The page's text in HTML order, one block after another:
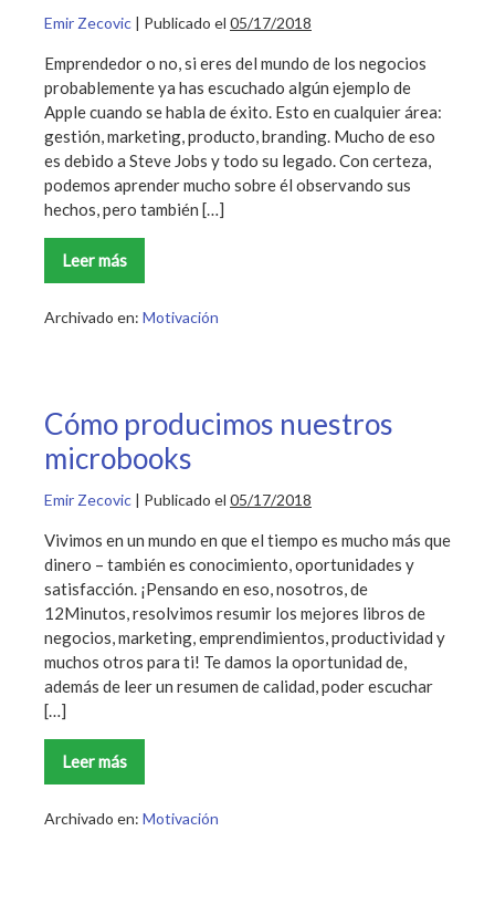
Emir Zecovic | Publicado el 05/17/2018
Emprendedor o no, si eres del mundo de los negocios
probablemente ya has escuchado algún ejemplo de
Apple cuando se habla de éxito. Esto en cualquier área:
gestión, marketing, producto, branding. Mucho de eso
es debido a Steve Jobs y todo su legado. Con certeza,
podemos aprender mucho sobre él observando sus
hechos, pero también […]
Leer más
Las
brillantes
de
tu
vida
Archivado en: Motivación
Cómo producimos nuestros
microbooks
Emir Zecovic | Publicado el 05/17/2018
Vivimos en un mundo en que el tiempo es mucho más que
dinero – también es conocimiento, oportunidades y
satisfacción. ¡Pensando en eso, nosotros, de
12Minutos, resolvimos resumir los mejores libros de
negocios, marketing, emprendimientos, productividad y
muchos otros para ti! Te damos la oportunidad de,
además de leer un resumen de calidad, poder escuchar
[…]
Leer más
Cómo
producimos
microbooks
Archivado en: Motivación